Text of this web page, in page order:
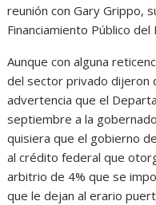
reunión con Gary Grippo,
Financiamiento Público
Aunque con alguna
del sector privado dijeron
advertencia que el
septiembre a la
quisiera que el gobierno
al crédito federal que
arbitrio de 4% que se
que le dejan al erario